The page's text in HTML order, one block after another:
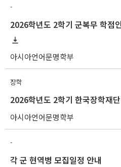
-
아시아언어문명학부
장학
아시아언어문명학부
-
각 군 현역병 모집일정 안내